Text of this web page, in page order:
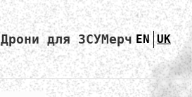
Дрони для ЗСУМерч EN UK